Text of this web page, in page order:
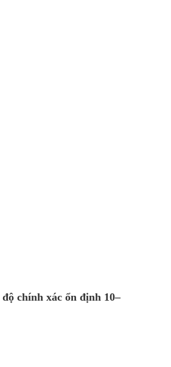
độ chính xác ổn định 10–